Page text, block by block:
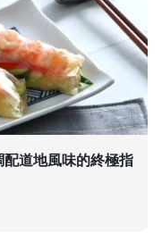
道地風味的終極指